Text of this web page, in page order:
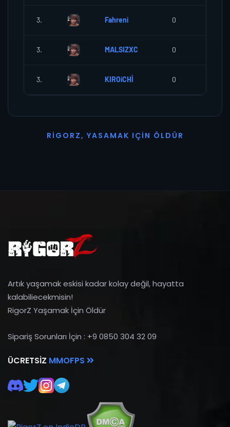
3. Fahreni 0
3. MALSIZXC 0
3. KIROiCHİ 0
R I G O R Z, YASAMAK I ÇI N Ö L D Ü R
Artık yaşamak eskisi kadar kolay değil, hayatta
kalabiliecekmisin!
RigorZ Yaşamak İçin Öldür
Sipariş Sorunları İçin : +9 0850 304 32 09
ÜCRETSIZ MMOFPS